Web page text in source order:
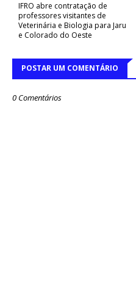
IFRO abre contratação de
professores visitantes de
Veterinária e Biologia para Jaru
e Colorado do Oeste
POSTAR UM COMENTÁRIO
0 Comentários